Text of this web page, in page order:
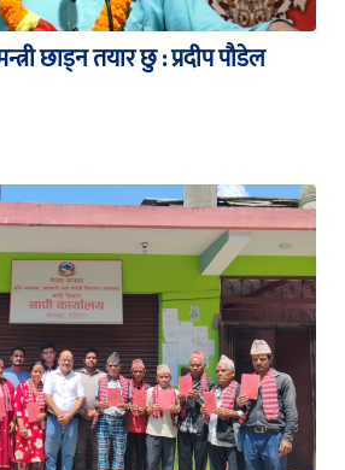
छाड्न तयार छु : प्रदीप पौडेल